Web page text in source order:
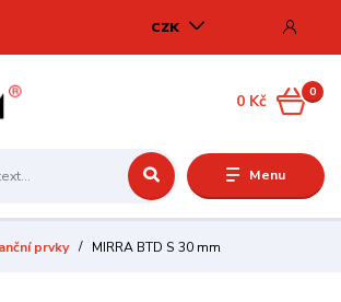
Menu
CZK
0
0 Kč
prvky MIRRA BTD S 30 mm